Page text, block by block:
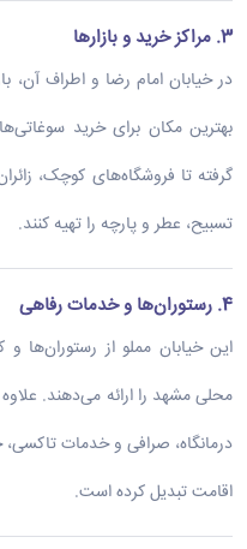
3. مراکز خرید و بازارها
در خیابان امام رضا و اطراف آن،
بهترین مکان برای خرید
گرفته تا فروشگاه‌های کوچک،
تسبیح، عطر و پارچه را تهیه کنند.
4. رستوران‌ها و خدمات رفاهی
این خیابان مملو از رستوران‌ها
محلی مشهد را ارائه می‌دهند. علاوه
درمانگاه، صرافی و خدمات تاکسی،
اقامت تبدیل کرده است.